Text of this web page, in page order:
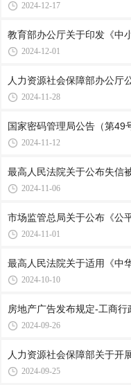
2024-12-17
教育部办公厅关于印发《中
2024-12-01
人力资源社会保障部办公厅
2024-11-28
国家密码管理局公告（第49
2024-11-12
最高人民法院关于公布失信
2024-11-06
市场监管总局关于公布《公
2024-11-01
最高人民法院关于适用《中
2024-10-10
房地产广告发布规定-工商
2024-09-26
人力资源社会保障部关于开
2024-09-25